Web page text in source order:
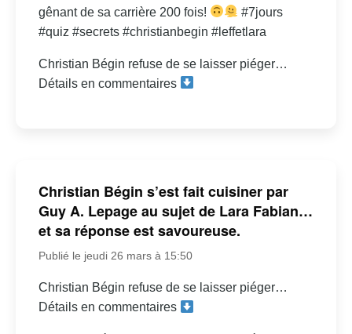
gênant de sa carrière 200 fois!
#7jours
#quiz #secrets #christianbegin #leffetlara
Christian Bégin refuse de se laisser piéger…
Détails en commentaires
Christian Bégin s’est fait cuisiner par
Guy A. Lepage au sujet de Lara Fabian…
et sa réponse est savoureuse.
Publié le jeudi 26 mars à 15:50
Christian Bégin refuse de se laisser piéger…
Détails en commentaires